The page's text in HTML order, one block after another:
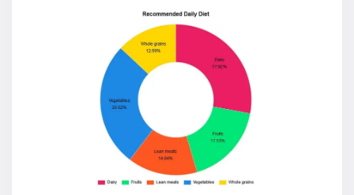
                }
            }]
        }
    }
});